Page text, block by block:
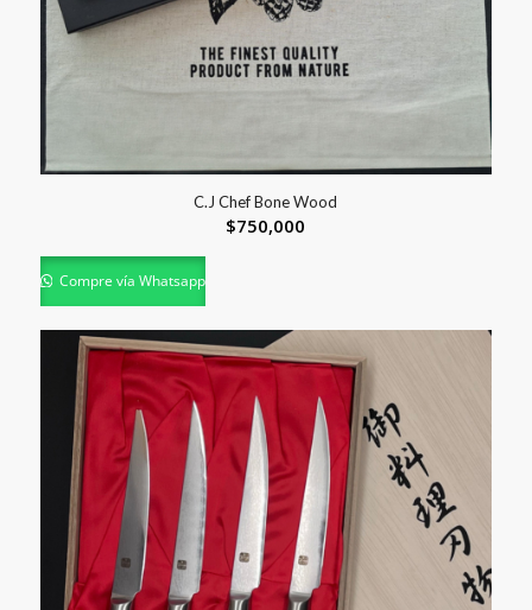
C.J Chef Bone Wood
$750,000
Compre vía Whatsapp